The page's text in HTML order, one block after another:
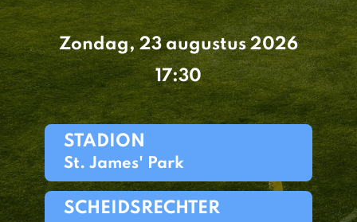
Zondag, 23 augustus 2026
17:30
STADION
St. James' Park
SCHEIDSRECHTER